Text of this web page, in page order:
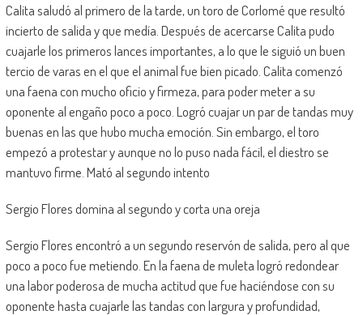
Calita saludó al primero de la tarde, un toro de Corlomé que resultó
incierto de salida y que medía. Después de acercarse Calita pudo
cuajarle los primeros lances importantes, a lo que le siguió un buen
tercio de varas en el que el animal fue bien picado. Calita comenzó
una faena con mucho oficio y firmeza, para poder meter a su
oponente al engaño poco a poco. Logró cuajar un par de tandas muy
buenas en las que hubo mucha emoción. Sin embargo, el toro
empezó a protestar y aunque no lo puso nada fácil, el diestro se
mantuvo firme. Mató al segundo intento
Sergio Flores domina al segundo y corta una oreja
Sergio Flores encontró a un segundo reservón de salida, pero al que
poco a poco fue metiendo. En la faena de muleta logró redondear
una labor poderosa de mucha actitud que fue haciéndose con su
oponente hasta cuajarle las tandas con largura y profundidad,